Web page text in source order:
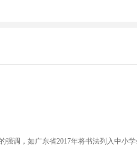
调，如广东省2017年将书法列入中小